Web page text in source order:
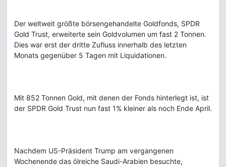
Der weltweit größte börsengehandelte Goldfonds, SPDR
Gold Trust, erweiterte sein Goldvolumen um fast 2 Tonnen.
Dies war erst der dritte Zufluss innerhalb des letzten
Monats gegenüber 5 Tagen mit Liquidationen.
Mit 852 Tonnen Gold, mit denen der Fonds hinterlegt ist, ist
der SPDR Gold Trust nun fast 1% kleiner als noch Ende April.
Nachdem US-Präsident Trump am vergangenen
Wochenende das ölreiche Saudi-Arabien besuchte,